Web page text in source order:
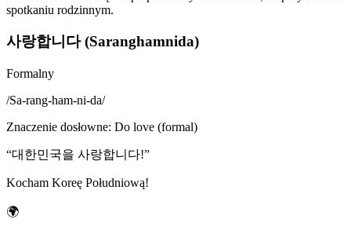
spotkaniu rodzinnym.
사랑합니다 (Saranghamnida)
Formalny
/Sa-rang-ham-ni-da/
Znaczenie dosłowne: Do love (formal)
“대한민국을 사랑합니다!”
Kocham Koreę Południową!
🌍